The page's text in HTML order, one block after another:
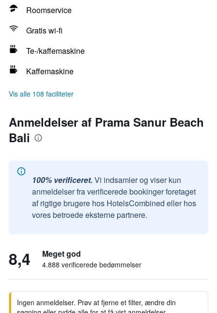
Roomservice
Gratis wi-fi
Te-/kaffemaskine
Kaffemaskine
Vis alle 108 faciliteter
Anmeldelser af Prama Sanur Beach
Bali
100% verificeret. Vi indsamler og viser kun
anmeldelser fra verificerede bookinger foretaget
af rigtige brugere hos HotelsCombined eller hos
vores betroede eksterne partnere.
8,4 Meget god
4.888 verificerede bedømmelser
Ingen anmeldelser. Prøv at fjerne et filter, ændre din